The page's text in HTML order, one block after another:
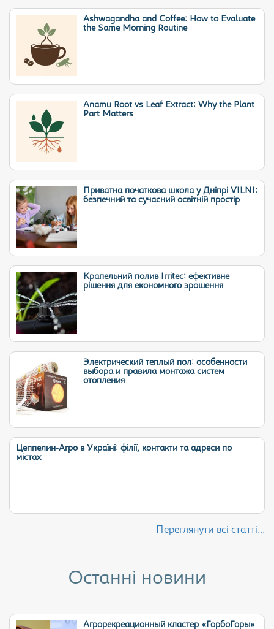
Ashwagandha and Coffee: How to Evaluate
the Same Morning Routine
Anamu Root vs Leaf Extract: Why the Plant
Part Matters
Приватна початкова школа у Дніпрі VILNI:
безпечний та сучасний освітній простір
Крапельний полив Irritec: ефективне
рішення для економного зрошення
Электрический теплый пол: особенности
выбора и правила монтажа систем
отопления
Цеппелин-Агро в Україні: філії, контакти та адреси по
містах
Переглянути всі статті...
Останні новини
Агрорекреационный кластер «ГорбоГоры»